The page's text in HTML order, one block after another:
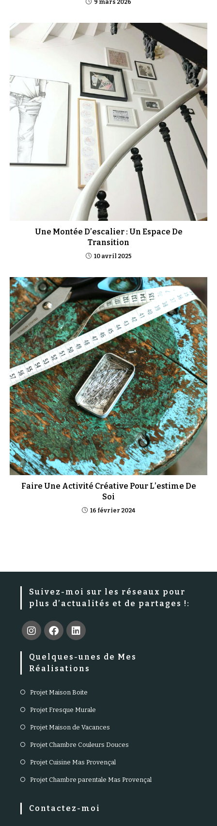
9 mars 2026
Une Montée D’escalier : Un Espace De
Transition
10 avril 2025
Faire Une Activité Créative Pour L’estime De
Soi
16 février 2024
Suivez-moi sur les réseaux pour
plus d’actualités et de partages !:
Quelques-unes de Mes
Réalisations
Projet Maison Boite
Projet Fresque Murale
Projet Maison de Vacances
Projet Chambre Couleurs Douces
Projet Cuisine Mas Provençal
Projet Chambre parentale Mas Provençal
Contactez-moi